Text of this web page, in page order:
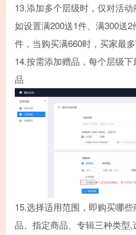
13.添加多个层级时，仅对活
如设置满200送1件、满300送
件，当购买满660时，买家最
14.按需添加赠品，每个层级
品
15.选择适用范围，即购买哪
品、指定商品、专辑三种类型